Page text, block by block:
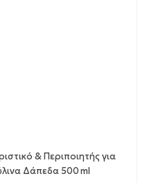
& Περιποιητής για
Δάπεδα 500 ml